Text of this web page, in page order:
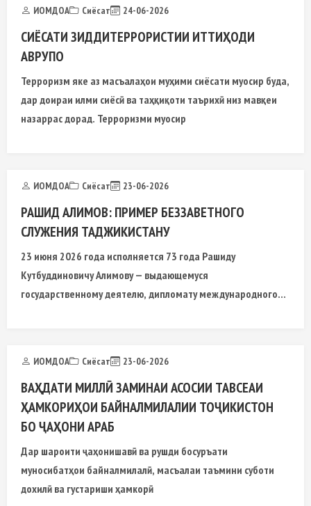
ИОМДОА Сиёсат 24-06-2026
СИЁСАТИ ЗИДДИТЕРРОРИСТИИ ИТТИҲОДИ
АВРУПО
Терроризм яке аз масъалаҳои муҳими сиёсати муосир буда,
дар доираи илми сиёсӣ ва таҳқиқоти таърихӣ низ мавқеи
назаррас дорад. Терроризми муосир
ИОМДОА Сиёсат 23-06-2026
РАШИД АЛИМОВ: ПРИМЕР БЕЗЗАВЕТНОГО
СЛУЖЕНИЯ ТАДЖИКИСТАНУ
23 июня 2026 года исполняется 73 года Рашиду
Кутбуддиновичу Алимову — выдающемуся
государственному деятелю, дипломату международного
ИОМДОА Сиёсат 23-06-2026
ВАҲДАТИ МИЛЛӢ ЗАМИНАИ АСОСИИ ТАВСЕАИ
ҲАМКОРИҲОИ БАЙНАЛМИЛАЛИИ ТОҶИКИСТОН
БО ҶАҲОНИ АРАБ
Дар шароити ҷаҳонишавӣ ва рушди босуръати
муносибатҳои байналмилалӣ, масъалаи таъмини суботи
дохилӣ ва густариши ҳамкорӣ